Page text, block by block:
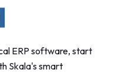
ERP software, start
Skala's smart